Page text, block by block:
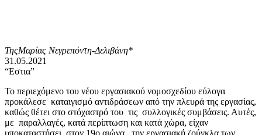
ΤηςΜαρίας Νεγρεπόντη-Δελιβάνη*
31.05.2021
“Εστια”
Το περιεχόμενο του νέου εργασιακού νομοσχεδίου εύλογα
προκάλεσε καταιγισμό αντιδράσεων από την πλευρά της εργασίας,
καθώς θέτει στο στόχαστρό του τις συλλογικές συμβάσεις. Αυτές,
με παραλλαγές, κατά περίπτωση και κατά χώρα, είχαν
υποκαταστήσει, στον 19ο αιώνα, την εργασιακή ζούγκλα των